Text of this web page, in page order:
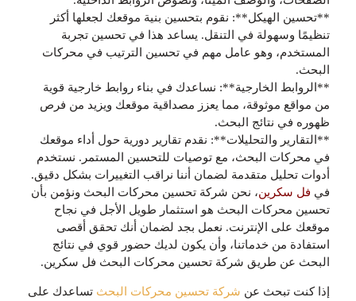
**تحسين الهيكل**: نقوم بتحسين بنية موقعك لجعلها أكثر
تنظيمًا وسهولة في التنقل. يساعد هذا في تحسين تجربة
المستخدم، وهو عامل مهم في تحسين الترتيب في محركات
البحث.
**الروابط الخارجية**: نساعدك في بناء روابط خارجية قوية
من مواقع موثوقة، مما يعزز مصداقية موقعك ويزيد من فرص
ظهوره في نتائج البحث.
**التقارير والتحليلات**: نقدم تقارير دورية حول أداء موقعك
في محركات البحث، مع توصيات للتحسين المستمر. نستخدم
أدوات تحليل متقدمة لضمان أننا نراقب التغييرات بشكل دقيق.
في فل سكرين، نحن شركة تحسين محركات البحث ونؤمن بأن
تحسين محركات البحث هو استثمار طويل الأجل في نجاح
موقعك على الإنترنت. نعمل بجد لضمان أنك تحقق أقصى
استفادة من خدماتنا، وأن يكون لديك حضور قوي في نتائج
البحث عن طريق شركة تحسين محركات البحث فل سكرين.
إذا كنت تبحث عن شركة تحسين محركات البحث تساعدك على